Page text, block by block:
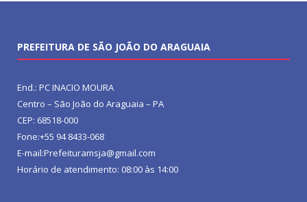
PREFEITURA DE SÃO JOÃO DO ARAGUAIA
End.: PC INACIO MOURA
Centro – São João do Araguaia – PA
CEP: 68518-000
Fone:+55 94 8433-068
E-mail:Prefeituramsja@gmail.com
Horário de atendimento: 08:00 às 14:00